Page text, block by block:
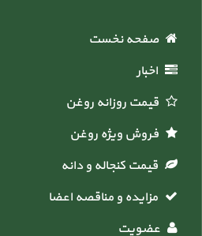
صفحه نخست
اخبار
قیمت روزانه روغن
فروش ویژه روغن
قیمت کنجاله و دانه
مزایده و مناقصه اعضاء
عضویت